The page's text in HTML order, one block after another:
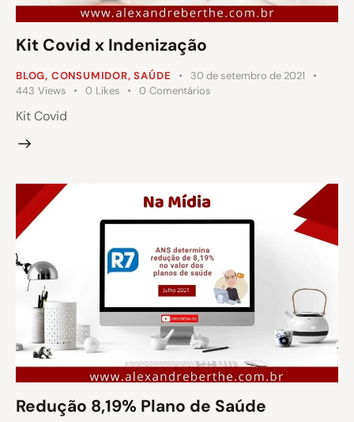
Kit Covid x Indenização
BLOG, CONSUMIDOR,SAÚDE
30 de setembro de 2021
443 Views 0 Likes 0 Comentários
Kit Covid
Redução 8,19% Plano de Saúde